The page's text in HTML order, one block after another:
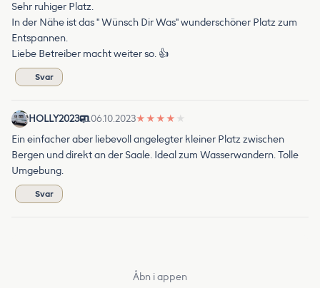
Sehr ruhiger Platz.
In der Nähe ist das " Wünsch Dir Was" wunderschöner Platz zum
Entspannen.
Liebe Betreiber macht weiter so. 👍
Svar
HOLLY2023 06.10.2023★ ★ ★ ★ ★
Ein einfacher aber liebevoll angelegter kleiner Platz zwischen
Bergen und direkt an der Saale. Ideal zum Wasserwandern. Tolle
Umgebung.
Svar
Åbn i appen